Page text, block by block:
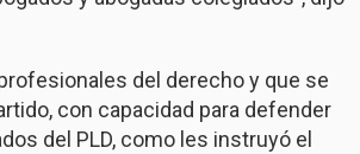
del derecho y que se
con capacidad para defender
del PLD, como les instruyó el